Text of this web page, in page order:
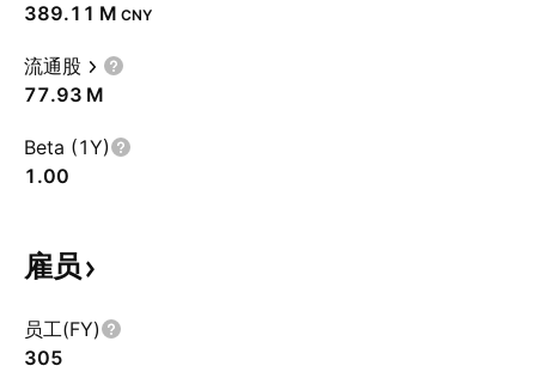
‪389.11 M‬ CNY
流通股
‪77.93 M‬
Beta (1Y)
1.00
雇员
员工(FY)
305